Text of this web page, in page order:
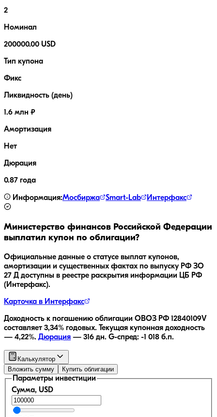
2
Номинал
200000.00 USD
Тип купона
Фикс
Ликвидность (день)
1.6 млн ₽
Амортизация
Нет
Дюрация
0.87 года
Информация:Мосбиржа Smart-Lab Интерфакс
Министерство финансов Российской Федерации
выплатил купон по облигации?
Официальные данные о статусе выплат купонов,
амортизации и существенных фактах по выпуску РФ ЗО
27 Д доступны в реестре раскрытия информации ЦБ РФ
(Интерфакс).
Карточка в Интерфакс
Доходность к погашению облигации ОВОЗ РФ 12840109V
составляет 3,34% годовых. Текущая купонная доходность
— 4,22%. Дюрация — 316 дн. G-спред: -1 018 б.п.
Калькулятор
Вложить сумму
Купить облигации
Параметры инвестиции
Сумма, USD